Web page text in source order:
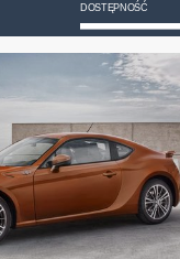
DOSTĘPNOŚĆ